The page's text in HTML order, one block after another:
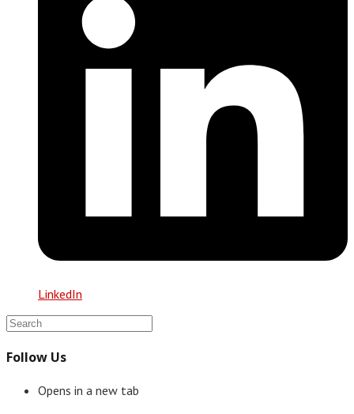
LinkedIn
Follow Us
Opens in a new tab